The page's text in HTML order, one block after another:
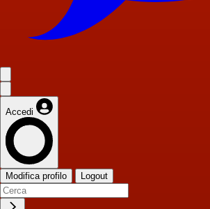
Accedi
Modifica profilo Logout